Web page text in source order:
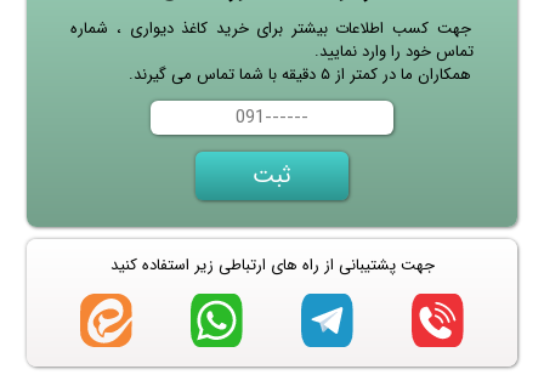
جهت کسب اطلاعات بیشتر برای خرید کاغذ دیواری ، شماره
تماس خود را وارد نمایید.
همکاران ما در کمتر از ۵ دقیقه با شما تماس می گیرند.
جهت پشتیبانی از راه های ارتباطی زیر استفاده کنید